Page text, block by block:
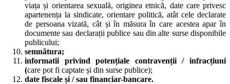
viața și orientarea sexuală, originea etnică, date care privesc
apartenența la sindicate, orientare politică, atât cele declarate
de persoana vizată, cât și în măsura în care acestea apar în
documente sau declarații publice sau din alte surse disponibile
publicului;
semnătura;
informatii privind potențiale contravenții / infracțiuni
(care pot fi captate și din surse publice);
date fiscale și / sau financiar-bancare.